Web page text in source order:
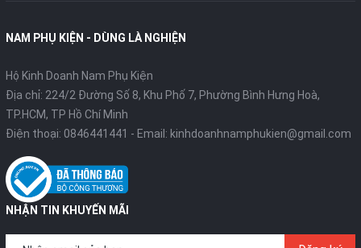
NAM PHỤ KIỆN - DÙNG LÀ NGHIỆN
Hộ Kinh Doanh Nam Phụ Kiện
Địa chỉ: 224/2 Đường Số 8, Khu Phố 7, Phường Bình Hưng Hoà,
TP.HCM, TP Hồ Chí Minh
Điện thoại: 0846441441 - Email: kinhdoanhnamphukien@gmail.com
NHẬN TIN KHUYẾN MÃI